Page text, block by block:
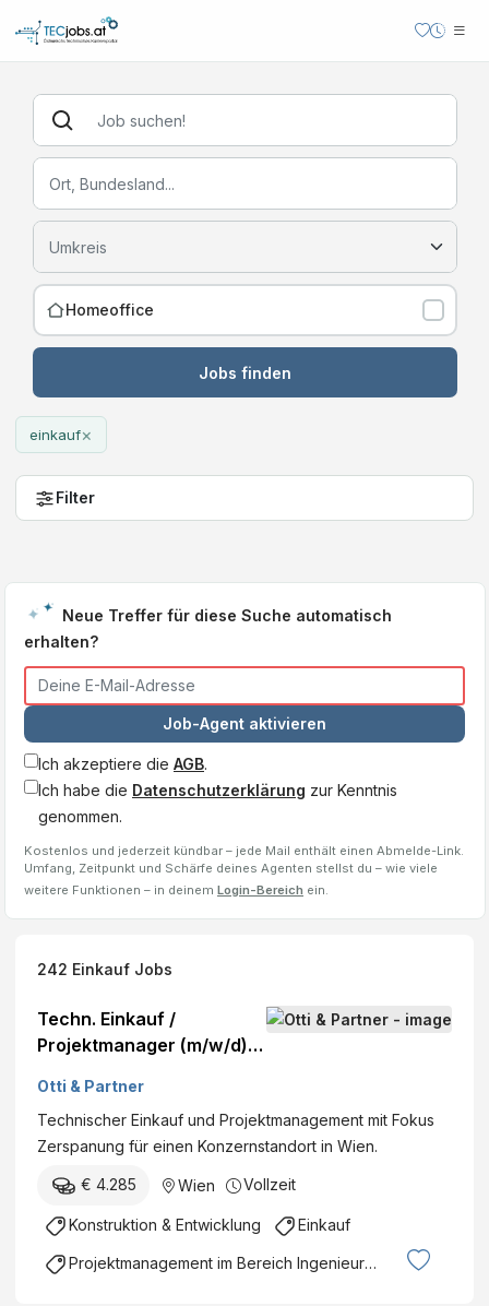
Homeoffice
Jobs finden
einkauf×
Filter
Neue Treffer für diese Suche automatisch
erhalten?
Job-Agent aktivieren
Ich akzeptiere die AGB.
Ich habe die Datenschutzerklärung zur Kenntnis
genommen.
Kostenlos und jederzeit kündbar – jede Mail enthält einen Abmelde-Link.
Umfang, Zeitpunkt und Schärfe deines Agenten stellst du – wie viele
weitere Funktionen – in deinem Login-Bereich ein.
242 Einkauf Jobs
Techn. Einkauf /
Projektmanager (m/w/d) /
Otti & Partner
Technischer Einkauf und Projektmanagement mit Fokus
Zerspanung für einen Konzernstandort in Wien.
€ 4.285 Wien Vollzeit
Konstruktion & Entwicklung Einkauf
Projektmanagement im Bereich Ingenieurswesen